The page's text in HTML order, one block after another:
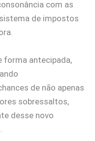
com as
de impostos
forma antecipada,
de não apenas
sobressaltos,
desse novo